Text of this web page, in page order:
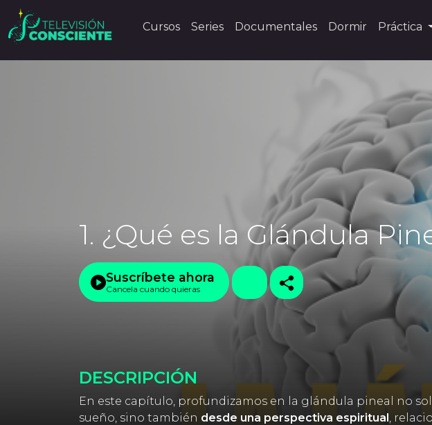
Cursos Series Documentales Dormir Práctica
1. ¿Qué es la Glándula
Suscríbete ahora
Cancela cuando quieras
DESCRIPCIÓN
En este capítulo, profundizamos en la glándula pineal no
sueño, sino también desde una perspectiva espiritual,